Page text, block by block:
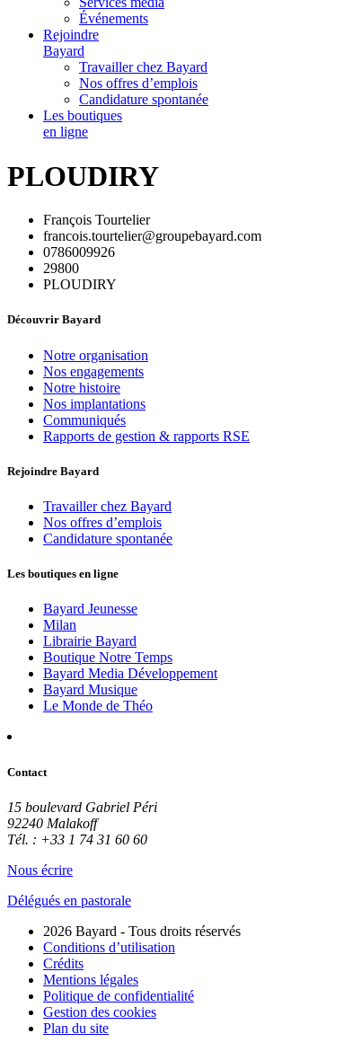
Événements
Rejoindre
Bayard
Travailler chez Bayard
Nos offres d’emplois
Candidature spontanée
Les boutiques
en ligne
PLOUDIRY
François Tourtelier
francois.tourtelier@groupebayard.com
0786009926
29800
PLOUDIRY
Découvrir Bayard
Notre organisation
Nos engagements
Notre histoire
Nos implantations
Communiqués
Rapports de gestion & rapports RSE
Rejoindre Bayard
Travailler chez Bayard
Nos offres d’emplois
Candidature spontanée
Les boutiques en ligne
Bayard Jeunesse
Milan
Librairie Bayard
Boutique Notre Temps
Bayard Media Développement
Bayard Musique
Le Monde de Théo
Contact
15 boulevard Gabriel Péri
92240 Malakoff
Tél. : +33 1 74 31 60 60
Nous écrire
Délégués en pastorale
2026 Bayard - Tous droits réservés
Conditions d’utilisation
Crédits
Mentions légales
Politique de confidentialité
Gestion des cookies
Plan du site